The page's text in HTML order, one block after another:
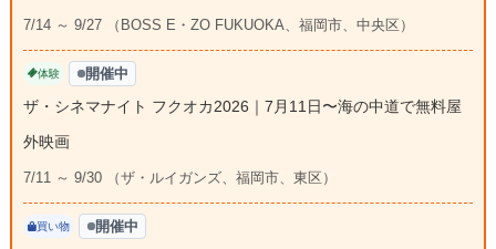
7/14 ～ 9/27 （BOSS E・ZO FUKUOKA、福岡市、中央区）
体験 開催中
ザ・シネマナイト フクオカ2026｜7月11日〜海の中道で無料屋
外映画
7/11 ～ 9/30 （ザ・ルイガンズ、福岡市、東区）
買い物 開催中